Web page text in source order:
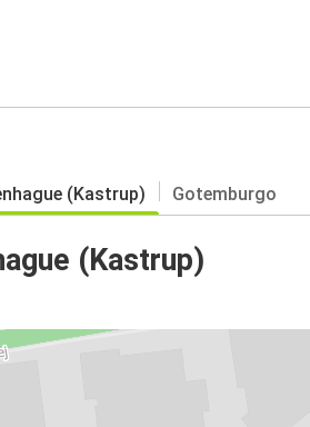
(Kastrup) Gotemburgo
(Kastrup)